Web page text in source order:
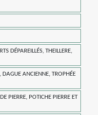
DÉPAREILLÉS, THEILLERE,
DAGUE ANCIENNE, TROPHÉE
PIERRE, POTICHE PIERRE ET